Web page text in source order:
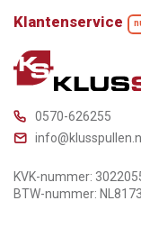
Klantenservice
0570-626255
KVK-nummer:
BTW-nummer: